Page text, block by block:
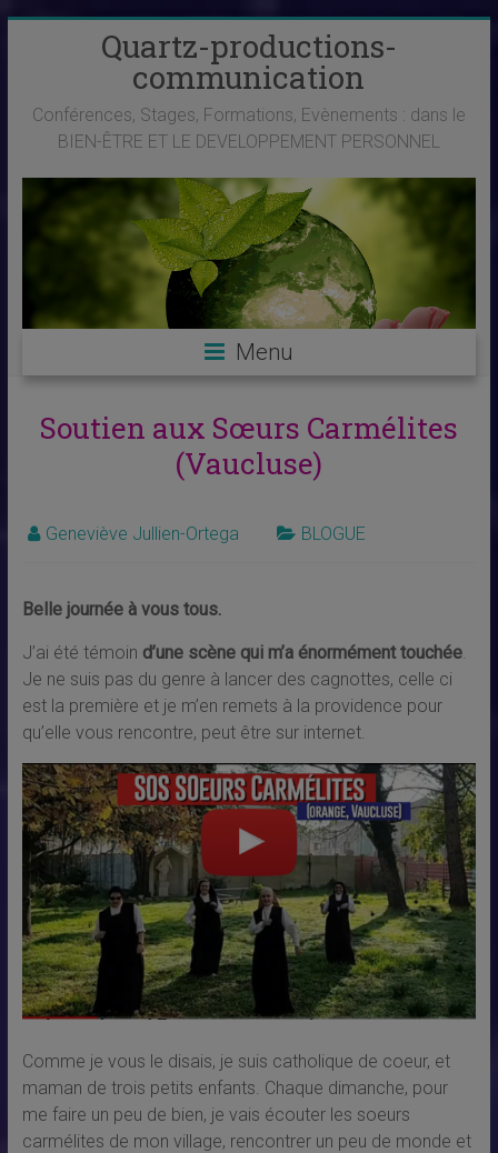
Quartz-productions-
communication
Conférences, Stages, Formations, Evènements : dans le
BIEN-ÊTRE ET LE DEVELOPPEMENT PERSONNEL
Menu
Soutien aux Sœurs Carmélites
(Vaucluse)
Geneviève Jullien-Ortega BLOGUE
Belle journée à vous tous.
J’ai été témoin d’une scène qui m’a énormément touchée.
Je ne suis pas du genre à lancer des cagnottes, celle ci
est la première et je m’en remets à la providence pour
qu’elle vous rencontre, peut être sur internet.
Comme je vous le disais, je suis catholique de coeur, et
maman de trois petits enfants. Chaque dimanche, pour
me faire un peu de bien, je vais écouter les soeurs
carmélites de mon village, rencontrer un peu de monde et